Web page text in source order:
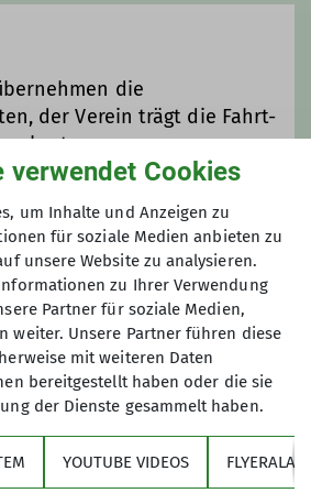
eine Warteliste
aufnehmen
und weiteres.
findet gleichzeitig
in Thalkirchen
und 12 Jahre, da unsere
aus Mädels besteht.
aufnehmen
die
der Verein trägt die Fahrt-
verwendet Cookies
um Inhalte und Anzeigen zu
für soziale Medien anbieten zu
unsere Website zu analysieren.
zu Ihrer Verwendung
Partner für soziale Medien,
weiter. Unsere Partner führen diese
mit weiteren Daten
bereitgestellt haben oder die sie
der Dienste gesammelt haben.
YOUTUBE VIDEOS